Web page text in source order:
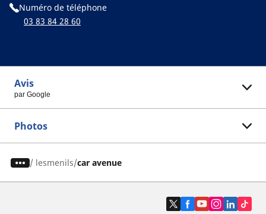
Numéro de téléphone
03 83 84 28 60
Avis
par Google
Photos
/ lesmenils car avenue